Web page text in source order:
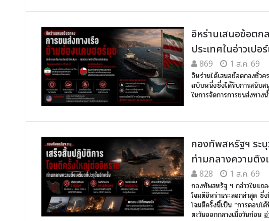
อิหร่านเสนอข้อต
ประเทศในอ่าวเป
869 1 ส.ค. 69
อิหร่านได้เสนอข้อตกลงชั่ว
ฉบับหนึ่งซึ่งได้รับการสนับส
ในการจัดการการขนส่งทาง
กองทัพสหรัฐฯ ระ
ท่ามกลางความตึ
828 1 ส.ค. 69
กองทัพสหรัฐ ฯ กล่าวในแ
โจมตีอิหร่านระลอกล่าสุด ซึ่
โจมตีครั้งนี้เป็น “การตอบโ
ตะวันออกกลางเมื่อวันก่อน